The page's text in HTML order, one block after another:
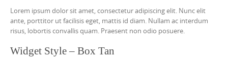
Lorem ipsum dolor sit amet, consectetur adipiscing elit. Nunc elit
ante, porttitor ut facilisis eget, mattis id diam. Nullam ac interdum
risus, lobortis convallis quam. Praesent non odio posuere.
Widget Style – Box Tan